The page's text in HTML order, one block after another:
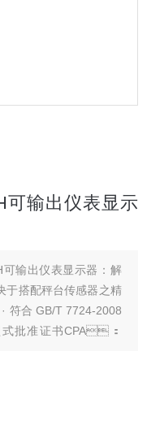
可输出仪表显示
出仪表显示器：解
于搭配秤台传感器之精
。· 符合 GB/T 7724-2008
式批准证书CPA：
传感器激发电源：